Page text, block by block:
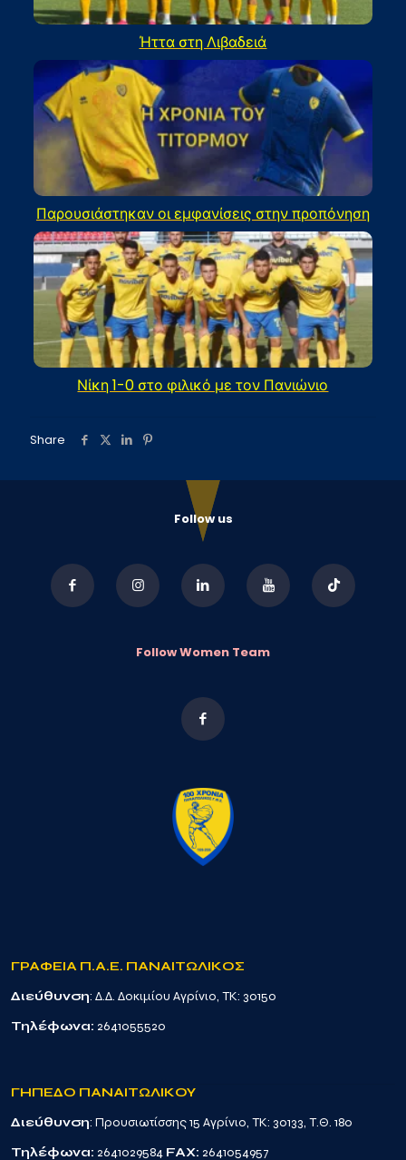
Ήττα στη Λιβαδειά
Παρουσιάστηκαν οι εμφανίσεις στην προπόνηση
Νίκη 1-0 στο φιλικό με τον Πανιώνιο
Share
Follow us
Follow Women Team
ΓΡΑΦΕΙΑ Π.Α.Ε. ΠΑΝΑΙΤΩΛΙΚΟΣ
Διεύθυνση: Δ.Δ. Δοκιμίου Αγρίνιο, TK: 30150
Τηλέφωνα: 2641055520
ΓΗΠΕΔΟ ΠΑΝΑΙΤΩΛΙΚΟΥ
Διεύθυνση: Προυσιωτίσσης 15 Αγρίνιο, TK: 30133, Τ.Θ. 180
Τηλέφωνα: 2641029584 FAX: 2641054957